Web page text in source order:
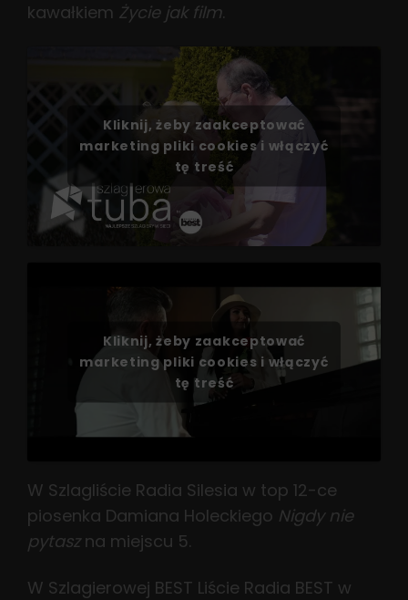
kawałkiem Życie jak film.
Kliknij, żeby zaakceptować
marketing pliki cookies i włączyć
tę treść
Kliknij, żeby zaakceptować
marketing pliki cookies i włączyć
tę treść
W Szlagliście Radia Silesia w top 12-ce
piosenka Damiana Holeckiego Nigdy nie
pytaszna miejscu 5.
W Szlagierowej BEST Liście Radia BEST w